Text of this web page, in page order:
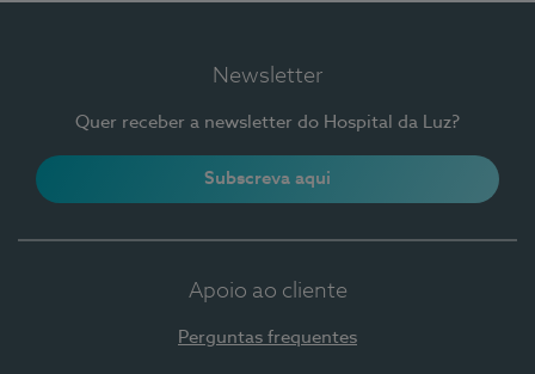
Newsletter
Quer receber a newsletter do Hospital da Luz?
Subscreva aqui
Apoio ao cliente
Perguntas frequentes